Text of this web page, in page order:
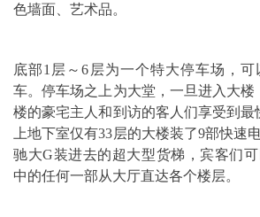
色墙面、艺术品。
底部1层～6层为一个特大停车场，可
车。停车场之上为大堂，一旦进入大楼
楼的豪宅主人和到访的客人们享受到最
上地下室仅有33层的大楼装了9部快速
驰大G装进去的超大型货梯，宾客们
中的任何一部从大厅直达各个楼层。